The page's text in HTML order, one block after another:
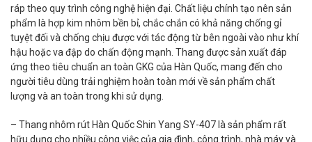
ráp theo quy trình công nghệ hiện đại. Chất liệu chính tạo nên sản
phẩm là hợp kim nhôm bền bỉ, chắc chắn có khả năng chống gỉ
tuyệt đối và chống chịu được với tác động từ bên ngoài vào như khí
hậu hoặc va đập do chấn động mạnh. Thang được sản xuất đáp
ứng theo tiêu chuẩn an toàn GKG của Hàn Quốc, mang đến cho
người tiêu dùng trải nghiệm hoàn toàn mới về sản phẩm chất
lượng và an toàn trong khi sử dụng.
– Thang nhôm rút Hàn Quốc Shin Yang SY-407 là sản phẩm rất
hữu dụng cho nhiều công việc của gia đình, công trình, nhà máy và